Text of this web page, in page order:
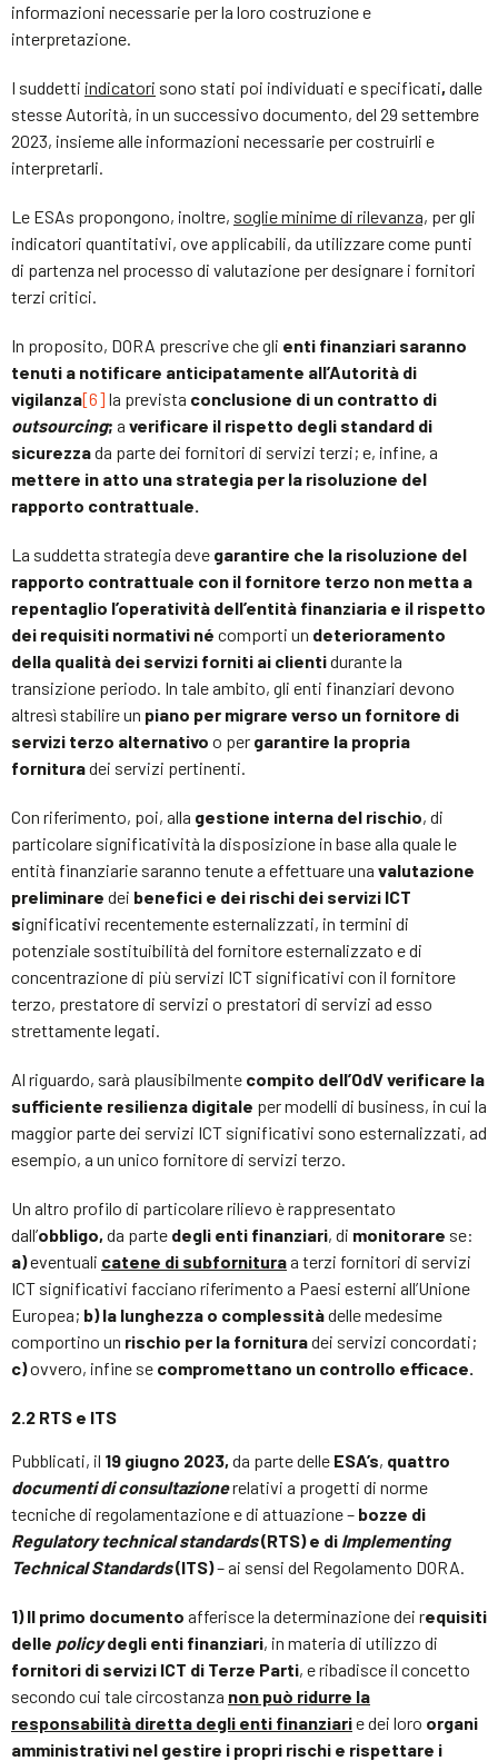
informazioni necessarie per la loro costruzione e
interpretazione.
I suddetti indicatori sono stati poi individuati e specificati, dalle
stesse Autorità, in un successivo documento, del 29 settembre
2023, insieme alle informazioni necessarie per costruirli e
interpretarli.
Le ESAs propongono, inoltre, soglie minime di rilevanza, per gli
indicatori quantitativi, ove applicabili, da utilizzare come punti
di partenza nel processo di valutazione per designare i fornitori
terzi critici.
In proposito, DORA prescrive che gli enti finanziari saranno
tenuti a notificare anticipatamente all’Autorità di
vigilanza[6] la prevista conclusione di un contratto di
outsourcing; a verificare il rispetto degli standard di
sicurezzada parte dei fornitori di servizi terzi; e, infine, a
mettere in atto una strategia per la risoluzione del
rapporto contrattuale.
La suddetta strategia deve garantire che la risoluzione del
rapporto contrattuale con il fornitore terzo non metta a
repentaglio l’operatività dell’entità finanziaria e il rispetto
dei requisiti normativi né comporti un deterioramento
della qualità dei servizi forniti ai clientidurante la
transizione periodo. In tale ambito, gli enti finanziari devono
altresì stabilire un piano per migrare verso un fornitore di
servizi terzo alternativo o per garantire la propria
fornituradei servizi pertinenti.
Con riferimento, poi, alla gestione interna del rischio, di
particolare significatività la disposizione in base alla quale le
entità finanziarie saranno tenute a effettuare una valutazione
preliminare dei benefici e dei rischi dei servizi ICT
significativi recentemente esternalizzati, in termini di
potenziale sostituibilità del fornitore esternalizzato e di
concentrazione di più servizi ICT significativi con il fornitore
terzo, prestatore di servizi o prestatori di servizi ad esso
strettamente legati.
Al riguardo, sarà plausibilmente compito dell’OdV verificare la
sufficiente resilienza digitale per modelli di business, in cui la
maggior parte dei servizi ICT significativi sono esternalizzati, ad
esempio, a un unico fornitore di servizi terzo.
Un altro profilo di particolare rilievo è rappresentato
dall’obbligo, da parte degli enti finanziari, di monitorare se:
a)eventuali catene di subfornituraa terzi fornitori di servizi
ICT significativi facciano riferimento a Paesi esterni all’Unione
Europea; b) la lunghezza o complessitàdelle medesime
comportino un rischio per la fornituradei servizi concordati;
c)ovvero, infine se compromettano un controllo efficace.
2.2 RTS e ITS
Pubblicati, il 19 giugno 2023, da parte delle ESA’s, quattro
documenti di consultazionerelativi a progetti di norme
tecniche di regolamentazione e di attuazione – bozze di
Regulatory technical standards(RTS) e di Implementing
Technical Standards(ITS)– ai sensi del Regolamento DORA.
1) Il primo documento afferisce la determinazione dei requisiti
delle policydegli enti finanziari, in materia di utilizzo di
fornitori di servizi ICT di Terze Parti, e ribadisce il concetto
secondo cui tale circostanza non può ridurre la
responsabilità diretta degli enti finanziarie dei loro organi
amministrativi nel gestire i propri rischi e rispettare i